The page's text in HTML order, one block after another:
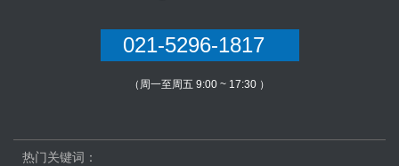
021-5296-1817
（周一至周五 9:00 ~ 17:30 ）
热门关键词：